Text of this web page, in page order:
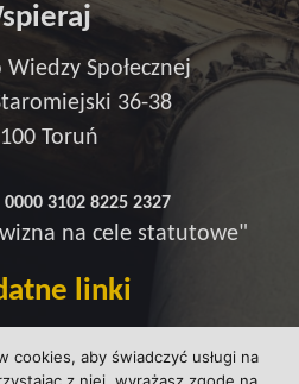
cookies, aby świadczyć usługi na
Społecznej
36-38
Toruń
3102 8225 2327
na cele statutowe"
linki